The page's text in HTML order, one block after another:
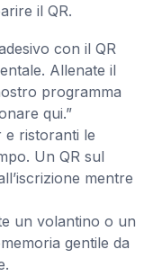
il QR.
con il QR
Allenate il
programma
qui.”
e ristoranti le
Un QR sul
mentre
un volantino o un
gentile da